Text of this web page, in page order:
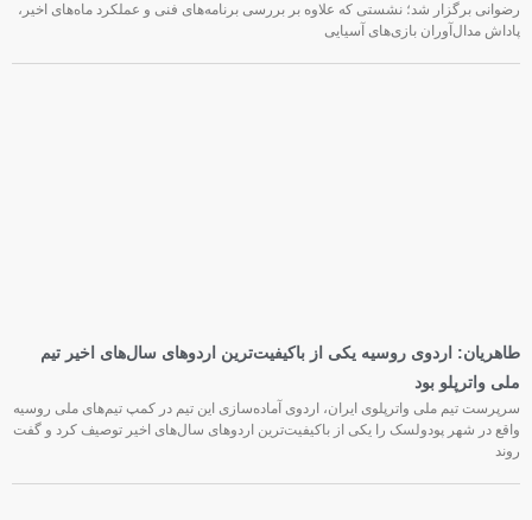
رضوانی برگزار شد؛ نشستی که علاوه بر بررسی برنامه‌های فنی و عملکرد ماه‌های اخیر،
پاداش مدال‌آوران بازی‌های آسیایی
طاهریان: اردوی روسیه یکی از باکیفیت‌ترین اردوهای سال‌های اخیر تیم
ملی واترپلو بود
سرپرست تیم ملی واترپلوی ایران، اردوی آماده‌سازی این تیم در کمپ تیم‌های ملی روسیه
واقع در شهر پودولسک را یکی از باکیفیت‌ترین اردوهای سال‌های اخیر توصیف کرد و گفت
روند